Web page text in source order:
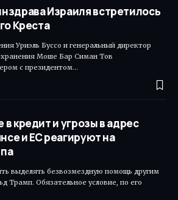
Израиля встретилось
Креста
Уриэль Буссо и генеральный директор
Моше Бар Симан Тов
с президентом…
кредит и угрозы в адрес
и ЕС реагируют на
выделять безвозмездную помощь другим
Трамп. Обязательное условие, по его